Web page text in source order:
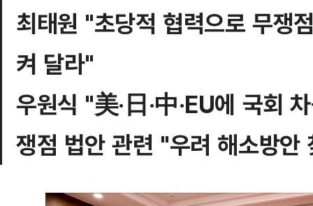
최태원 "초당적 협력으로 무쟁
켜 달라"
우원식 "美‧日‧中‧EU에 국회
쟁점 법안 관련 "우려 해소방안